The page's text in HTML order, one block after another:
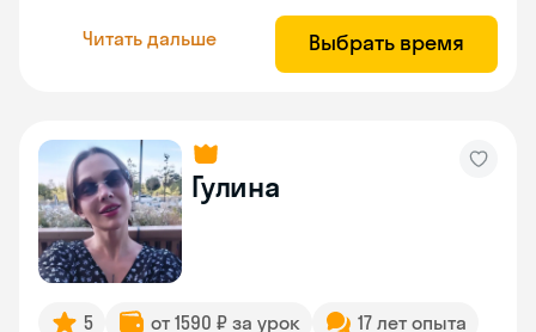
Читать дальше Выбрать время
Гулина
5 от 1590 ₽ за урок
17 лет опыта